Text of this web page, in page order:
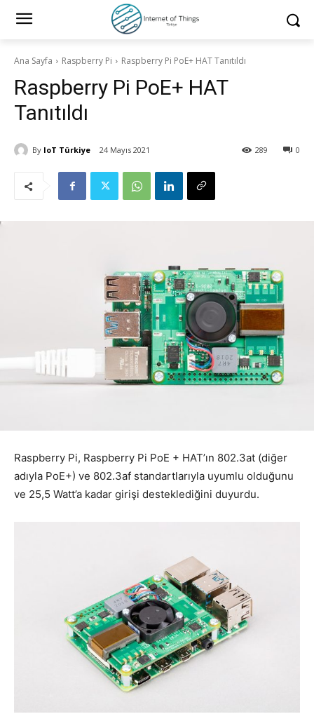
Ana Sayfa Raspberry Pi Raspberry Pi PoE+ HAT Tanıtıldı
Raspberry Pi PoE+ HAT
Tanıtıldı
By IoT Türkiye 24 Mayıs 2021 0
289
Raspberry Pi, Raspberry Pi PoE + HAT’ın 802.3at (diğer
adıyla PoE+) ve 802.3af standartlarıyla uyumlu olduğunu
ve 25,5 Watt’a kadar girişi desteklediğini duyurdu.